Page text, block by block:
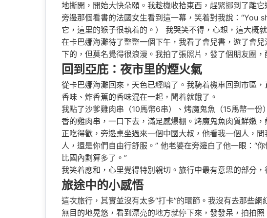
地撕開，開始大快朵頤。我趁機收拾東西，趕緊挪到了離它
旁邊那個看書的法國女生看到這一幕，笑着對我說：
它，這里的猴子很執着的。） 我哭笑不得，心想，這大概就
在卡巴娜海灘待了整整一個下午，我看了會兒書，遊了會
下的，但莫名覺得很浪漫。我拍了張照片，發了個朋友圈
回到亞庇：夜市里的煙火氣
從卡巴娜海灘回來，天色已經暗了。我騎着機車回到市區
香味、炸香蕉的香味混在一起，聞着就餓了。
我點了沙爹雞肉串（10馬幣6串）、烤魔鬼魚（15馬幣一
香的雞肉串，一口下去，滿足感爆棚。烤魔鬼魚肉質鮮嫩
正吃得歡，旁邊桌坐過來一個中國大叔，他看我一個人，
人，還是你們自由行舒服。” 他老婆在旁邊白了他一眼：“
比國內劃算多了。”
我笑着應和，心里覺得特別親切。旅行中最有意思的部分
旅途中的小感悟
這次旅行，其實並沒有太多“打卡”的環節。我沒有去那些
無目的地晃悠，看到漂亮的地方就停下來，發發呆，拍拍照